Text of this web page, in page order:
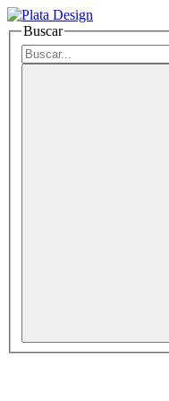
Buscar